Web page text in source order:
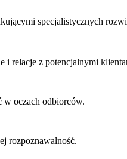
specjalistycznych
i relacje z potencjalnymi
w oczach odbiorców.
rozpoznawalność.